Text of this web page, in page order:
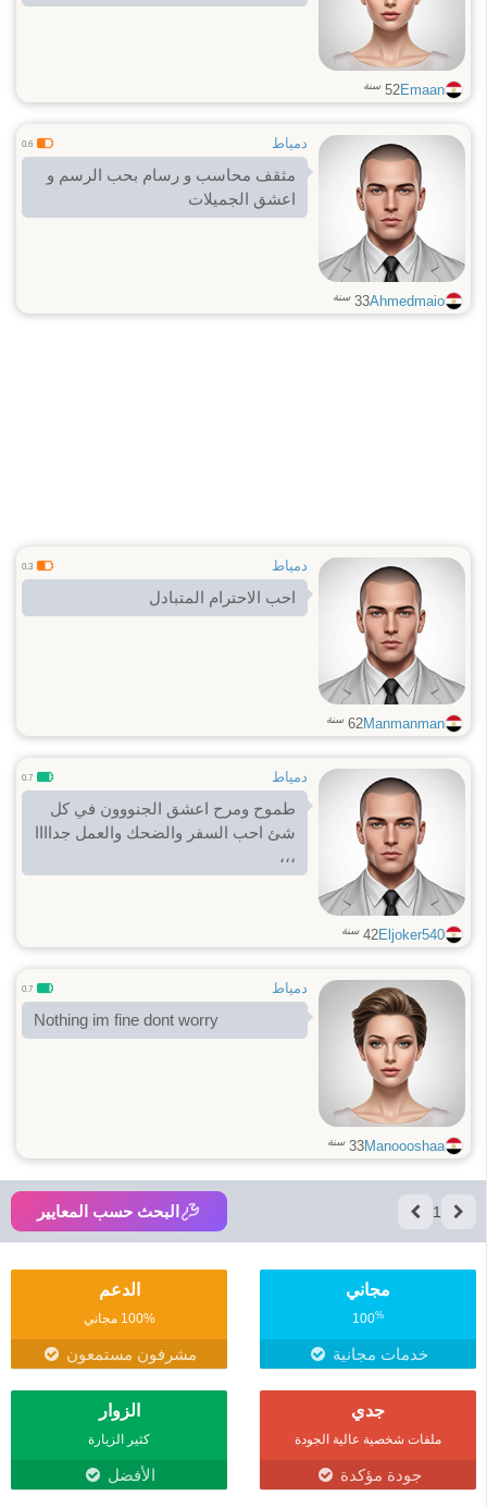
Emaan
52 سنة
دمياط 0.6
مثقف محاسب و رسام بحب الرسم و
اعشق الجميلات
Ahmedmaio
33 سنة
دمياط 0.3
احب الاحترام المتبادل
Manmanman
62 سنة
دمياط 0.7
طموح ومرح اعشق الجنووون في كل
شئ احب السفر والضحك والعمل جداااا
،،،
Eljoker540
42 سنة
دمياط 0.7
Nothing im fine dont worry
Manoooshaa
33 سنة
1 البحث حسب المعايير
مجاني
100%
خدمات مجانية
الدعم
100% مجاني
مشرفون مستمعون
جدي
ملفات شخصية عالية الجودة
جودة مؤكدة
الزوار
كثير الزيارة
الأفضل